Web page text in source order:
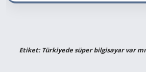
Etiket: Türkiyede süper bilgisayar var mı